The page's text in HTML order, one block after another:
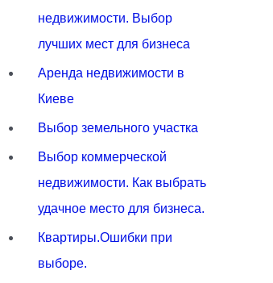
недвижимости. Выбор
лучших мест для бизнеса
Аренда недвижимости в
Киеве
Выбор земельного участка
Выбор коммерческой
недвижимости. Как выбрать
удачное место для бизнеса.
Квартиры.Ошибки при
выборе.